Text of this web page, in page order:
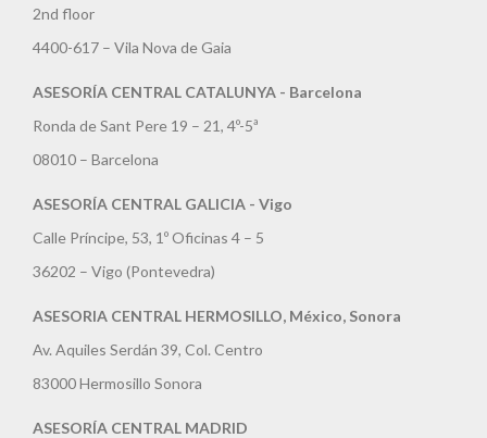
2nd floor
4400-617 – Vila Nova de Gaia
ASESORÍA CENTRAL CATALUNYA - Barcelona
Ronda de Sant Pere 19 – 21, 4º-5ª
08010 – Barcelona
ASESORÍA CENTRAL GALICIA - Vigo
Calle Príncipe, 53, 1º Oficinas 4 – 5
36202 – Vigo (Pontevedra)
ASESORIA CENTRAL HERMOSILLO, México, Sonora
Av. Aquiles Serdán 39, Col. Centro
83000 Hermosillo Sonora
ASESORÍA CENTRAL MADRID